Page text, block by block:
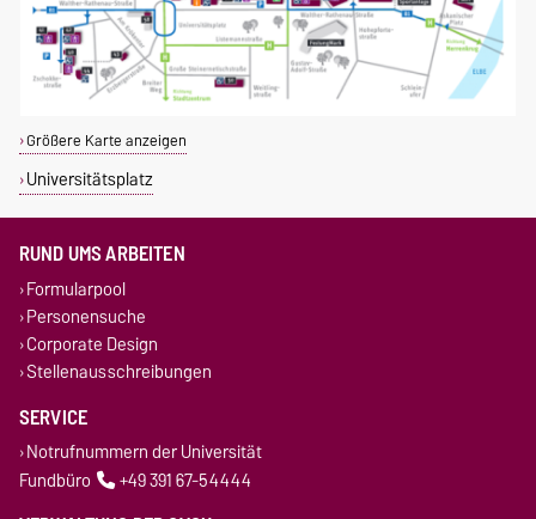
Größere Karte anzeigen
Universitätsplatz
RUND UMS ARBEITEN
Formularpool
Personensuche
Corporate Design
Stellenausschreibungen
SERVICE
Notrufnummern der Universität
Fundbüro
+49 391 67-54444